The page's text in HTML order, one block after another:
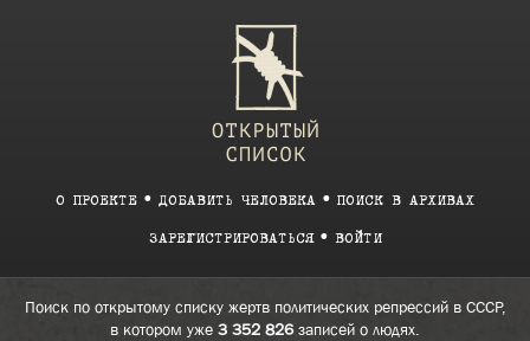
О ПРОЕКТЕ ДОБАВИТЬ ЧЕЛОВЕКА ПОИСК В АРХИВАХ
ЗАРЕГИСТРИРОВАТЬСЯ ВОЙТИ
Поиск по открытому списку жертв политических репрессий в СССР,
в котором уже 3 352 826записей о людях.